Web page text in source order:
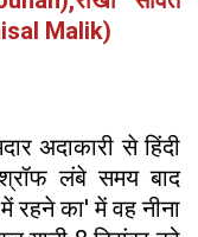
Malik)
अदाकारी से हिंदी
लंबे समय बाद
रहने का' में वह नीना